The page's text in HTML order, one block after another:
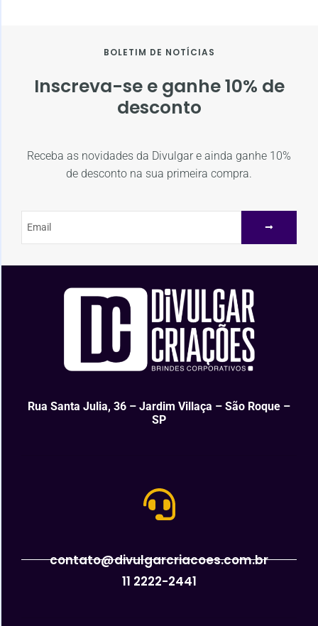
BOLETIM DE NOTÍCIAS
Inscreva-se e ganhe 10% de
desconto
Receba as novidades da Divulgar e ainda ganhe 10%
de desconto na sua primeira compra.
Rua Santa Julia, 36 – Jardim Villaça – São Roque –
SP
contato@divulgarcriacoes.com.br
11 2222-2441